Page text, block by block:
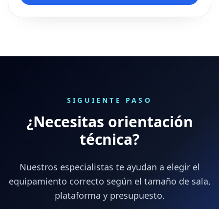
SIGUIENTE PASO
¿Necesitas orientación
técnica?
Nuestros especialistas te ayudan a elegir el
equipamiento correcto según el tamaño de sala,
plataforma y presupuesto.